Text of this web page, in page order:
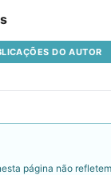
DO AUTOR
página não